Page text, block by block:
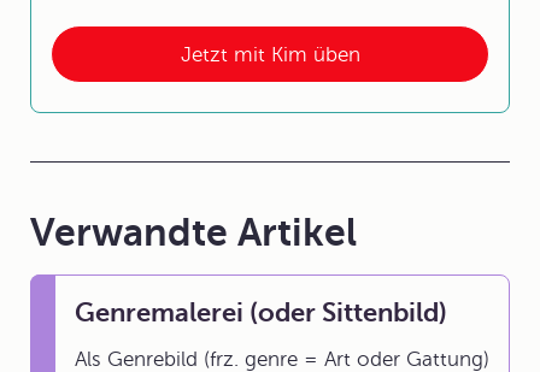
Jetzt mit Kim üben
Verwandte Artikel
Genremalerei (oder Sittenbild)
Als Genrebild (frz. genre = Art oder Gattung)